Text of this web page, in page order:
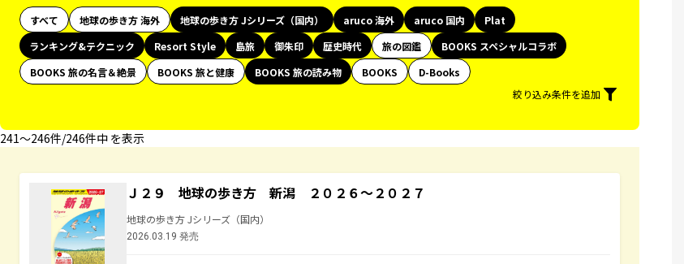
すべて 地球の歩き方 海外 地球の歩き方 Jシリーズ（国内） aruco 海外 aruco 国内
Plat
ランキング&テクニック
Resort Style 島旅 御朱印 歴史時代 旅の図鑑
BOOKS スペシャルコラボ
BOOKS 旅の名言＆絶景
BOOKS 旅と健康 BOOKS 旅の読み物 BOOKS
D-Books
絞り込み条件を追加
241〜246件/246件中 を表示
Ｊ２９ 地球の歩き方 新潟 ２０２６～２０２７
地球の歩き方 Jシリーズ（国内）
2026.03.19 発売